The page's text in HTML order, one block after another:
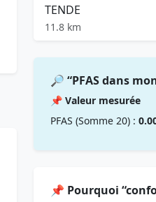
TENDE
11.8 km
🔎 “PFAS dans
📌 Valeur mesurée
PFAS (Somme 20) :
📌 Pourquoi